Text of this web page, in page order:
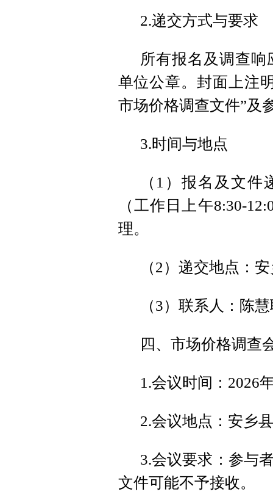
2.递交方式与要求
所有报名及调查
单位公章。封面上注
市场价格调查文件”及
3.时间与地点
（1）报名及文
（工作日上午8:30-
理。
（2）递交地点：
（3）联系人：陈
四、市场价格调查
1.会议时间：2026
2.会议地点：安乡
3.会议要求：参与
文件可能不予接收。